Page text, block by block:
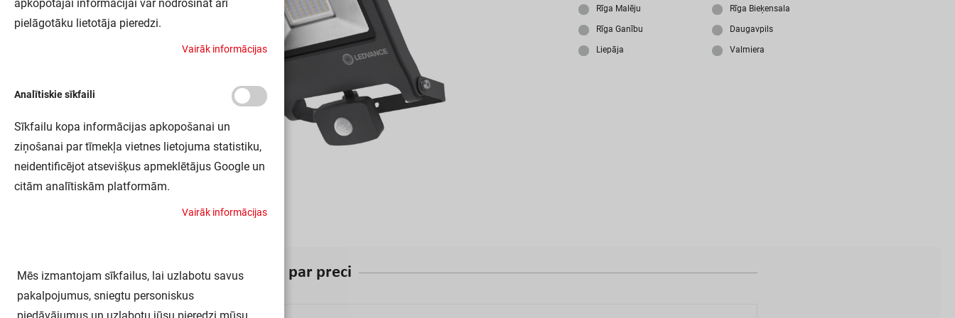
Aiz
id
Rīga Malēju Rīga Bieķensala
Rīga Ganību Daugavpils
Liepāja Valmiera
Inform par preci
apkopotajai informācijai var nodrošināt arī
pielāgotāku lietotāja pieredzi.
Vairāk informācijas
Analītiskie sīkfaili
Sīkfailu kopa informācijas apkopošanai un
ziņošanai par tīmekļa vietnes lietojuma statistiku,
neidentificējot atsevišķus apmeklētājus Google un
citām analītiskām platformām.
Vairāk informācijas
Mēs izmantojam sīkfailus, lai uzlabotu savus
pakalpojumus, sniegtu personiskus